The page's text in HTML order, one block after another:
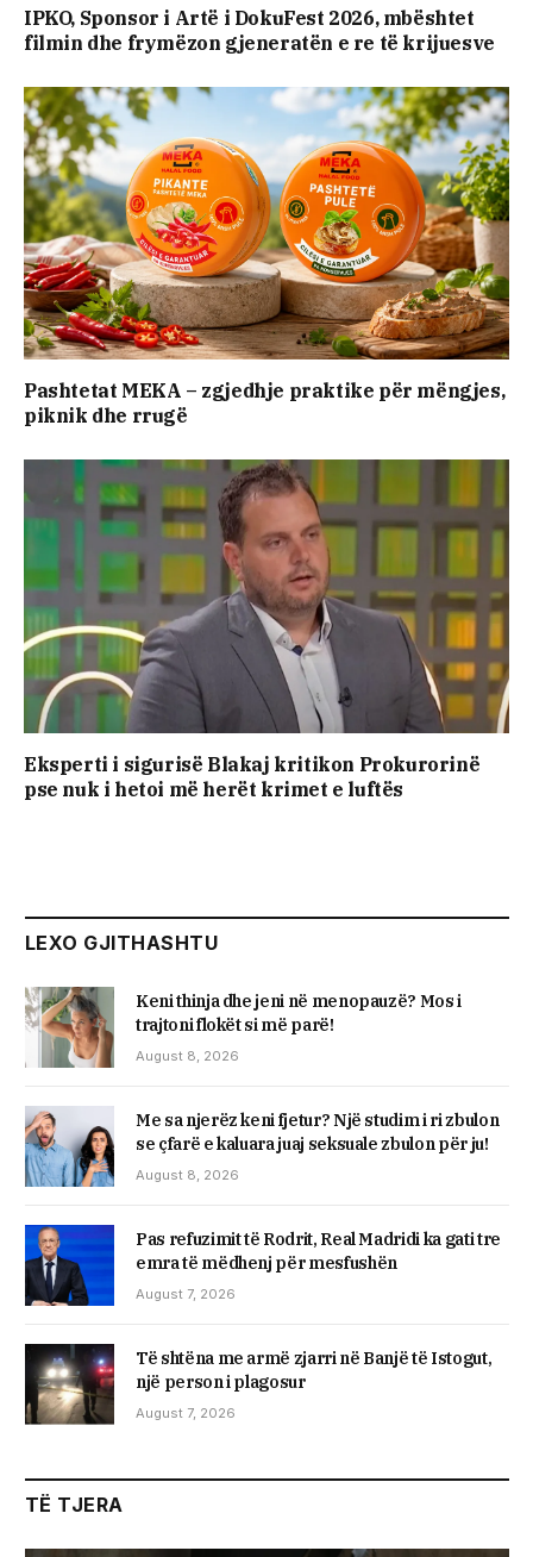
IPKO, Sponsor i Artë i DokuFest 2026, mbështet
filmin dhe frymëzon gjeneratën e re të krijuesve
Pashtetat MEKA – zgjedhje praktike për mëngjes,
piknik dhe rrugë
Eksperti i sigurisë Blakaj kritikon Prokurorinë
pse nuk i hetoi më herët krimet e luftës
LEXO GJITHASHTU
Keni thinja dhe jeni në menopauzë? Mos i
trajtoni flokët si më parë!
August 8, 2026
Me sa njerëz keni fjetur? Një studim i ri zbulon
se çfarë e kaluara juaj seksuale zbulon për ju!
August 8, 2026
Pas refuzimit të Rodrit, Real Madridi ka gati tre
emra të mëdhenj për mesfushën
August 7, 2026
Të shtëna me armë zjarri në Banjë të Istogut,
një person i plagosur
August 7, 2026
TË TJERA